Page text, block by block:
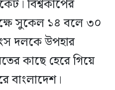
বিশ্বকাপের
সুকেল ১৪ বলে ৩০
দলকে উপহার
কাছে হেরে গিয়ে
বাংলাদেশ।